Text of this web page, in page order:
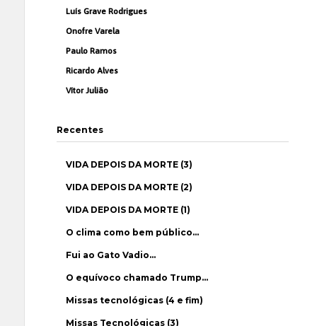
Luís Grave Rodrigues
Onofre Varela
Paulo Ramos
Ricardo Alves
Vítor Julião
Recentes
VIDA DEPOIS DA MORTE (3)
VIDA DEPOIS DA MORTE (2)
VIDA DEPOIS DA MORTE (1)
O clima como bem público…
Fui ao Gato Vadio…
O equívoco chamado Trump…
Missas tecnológicas (4 e fim)
Missas Tecnológicas (3)